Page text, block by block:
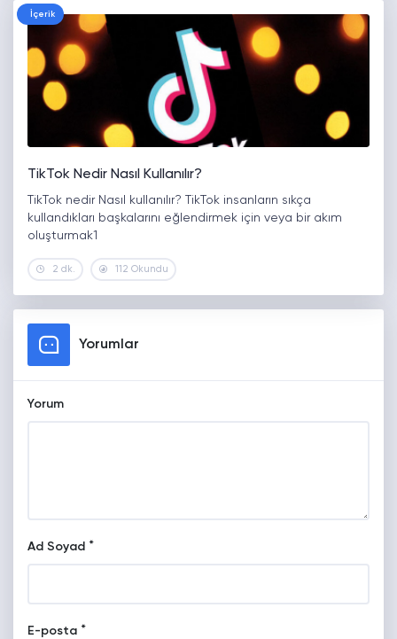
İçerik
TikTok Nedir Nasıl Kullanılır?
TikTok nedir Nasıl kullanılır? TikTok insanların sıkça
kullandıkları başkalarını eğlendirmek için veya bir akım
oluşturmak1
2 dk. 112 Okundu
Yorumlar
Yorum
Ad Soyad *
E-posta *